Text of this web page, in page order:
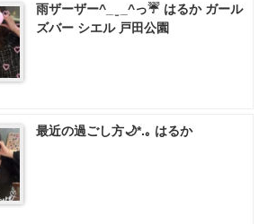
雨ザーザー^_ ̫ _^っ☔️ はるか ガール
ズバー シエル 戸田公園
最近の過ごし方🌙*.｡ はるか